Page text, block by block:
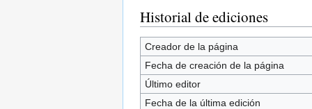
Historial de ediciones
Creador de la página
Fecha de creación de la página
Último editor
Fecha de la última edición